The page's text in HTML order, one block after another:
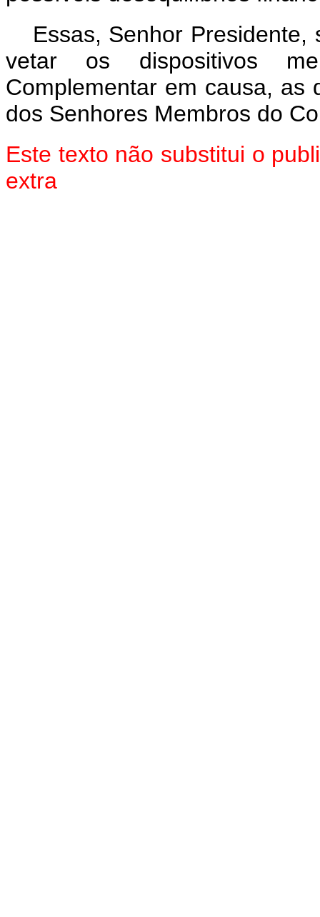
Essas, Senhor
vetar os dispositivos
Complementar em causa, as
dos Senhores Membros do
Este texto não substitui o
extra